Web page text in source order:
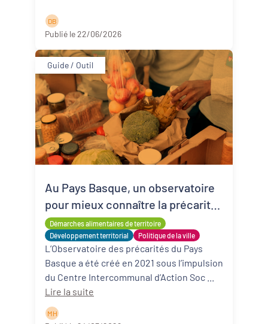
Lire la suite
D B
Publié le 22/06/2026
Guide / Outil
Démarches alimentaires de territoire
Développement territorial
Politique de la ville
Au Pays Basque, un observatoire
pour mieux connaître la précarité
alimentaire
L’Observatoire des précarités du Pays
Basque a été créé en 2021 sous l’impulsion
Lire la suite
M H